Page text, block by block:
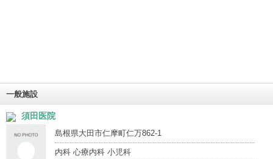
一般施設
須田医院
島根県大田市仁摩町仁万862-1
内科 心療内科 小児科